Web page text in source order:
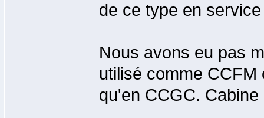
de ce type en
Nous avons eu pas
utilisé comme
qu'en CCGC.